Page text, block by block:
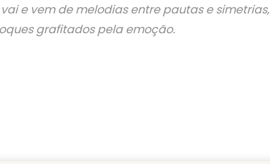
e vem de melodias entre pautas e simetrias,
grafitados pela emoção.